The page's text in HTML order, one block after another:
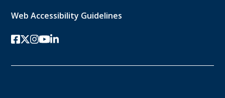
Web Accessibility Guidelines
Facebook
twitter-x
Instagram的
YouTube
领英